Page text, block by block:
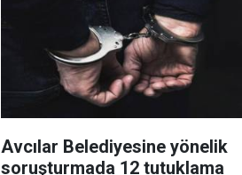
Avcılar Belediyesine yönelik
soruşturmada 12 tutuklama